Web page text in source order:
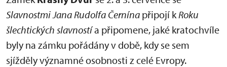
Slavnostmi Jana Rudolfa Černína připojí kRoku
šlechtických slavnostía připomene, jaké kratochvíle
byly na zámku pořádány v době, kdy se sem
sjížděly významné osobnosti z celé Evropy.